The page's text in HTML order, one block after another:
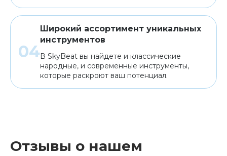
Широкий ассортимент уникальных
инструментов
В SkyBeat вы найдете и классические
народные, и современные инструменты,
которые раскроют ваш потенциал.
Отзывы о нашем